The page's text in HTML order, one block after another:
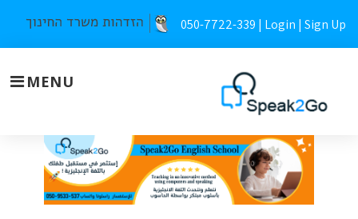
content
050-7722-339 | Login | Sign Up
MENU
Tira
English